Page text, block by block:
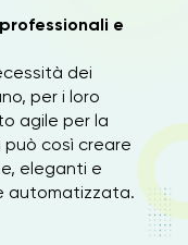
e
dei
per i loro
agile per la
può così creare
eleganti e
automatizzata.